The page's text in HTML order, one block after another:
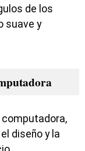
de los
suave y
computadora,
diseño y la